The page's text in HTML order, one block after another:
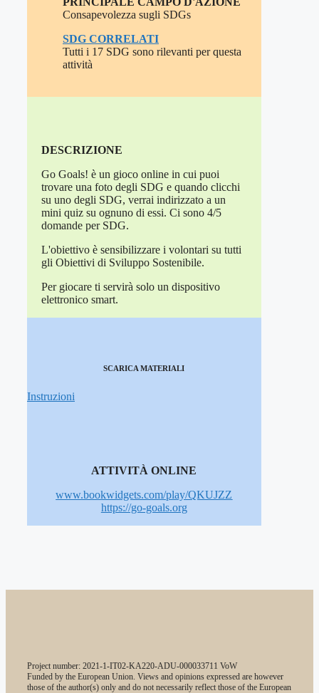
Consapevolezza sugli SDGs
SDG CORRELATI
Tutti i 17 SDG sono rilevanti per questa
attività
DESCRIZIONE
Go Goals! è un gioco online in cui puoi
trovare una foto degli SDG e quando clicchi
su uno degli SDG, verrai indirizzato a un
mini quiz su ognuno di essi. Ci sono 4/5
domande per SDG.
L'obiettivo è sensibilizzare i volontari su tutti
gli Obiettivi di Sviluppo Sostenibile.
Per giocare ti servirà solo un dispositivo
elettronico smart.
SCARICA MATERIALI
Instruzioni
ATTIVITÀ ONLINE
www.bookwidgets.com/play/QKUJZZ
https://go-goals.org
Project number: 2021-1-IT02-KA220-ADU-000033711 VoW
Funded by the European Union. Views and opinions expressed are however
those of the author(s) only and do not necessarily reflect those of the European